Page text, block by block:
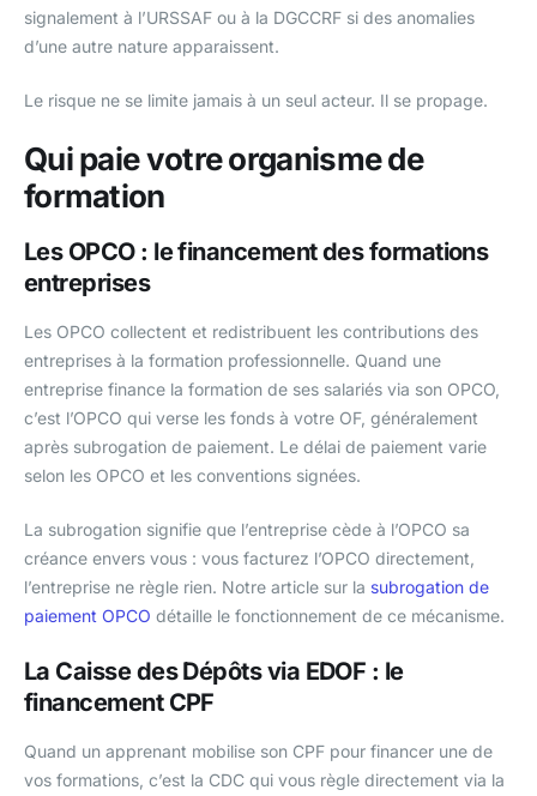
signalement à l’URSSAF ou à la DGCCRF si des anomalies
d’une autre nature apparaissent.
Le risque ne se limite jamais à un seul acteur. Il se propage.
Qui paie votre organisme de
formation
Les OPCO : le financement des formations
entreprises
Les OPCO collectent et redistribuent les contributions des
entreprises à la formation professionnelle. Quand une
entreprise finance la formation de ses salariés via son OPCO,
c’est l’OPCO qui verse les fonds à votre OF, généralement
après subrogation de paiement. Le délai de paiement varie
selon les OPCO et les conventions signées.
La subrogation signifie que l’entreprise cède à l’OPCO sa
créance envers vous : vous facturez l’OPCO directement,
l’entreprise ne règle rien. Notre article sur la subrogation de
paiement OPCO détaille le fonctionnement de ce mécanisme.
La Caisse des Dépôts via EDOF : le
financement CPF
Quand un apprenant mobilise son CPF pour financer une de
vos formations, c’est la CDC qui vous règle directement via la